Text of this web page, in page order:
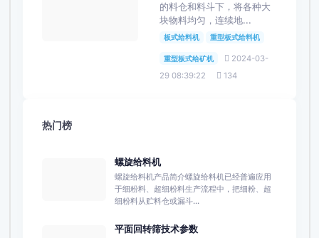
的料仓和料斗下，将各种大
块物料均匀，连续地...
板式给料机 重型板式给料机
重型板式给矿机
2024-03-
29 08:39:22
134
热门榜
螺旋给料机
螺旋给料机产品简介螺旋给料机已经普遍应用
于细粉料、超细粉料生产流程中，把细粉、超
细粉料从贮料仓或漏斗...
平面回转筛技术参数